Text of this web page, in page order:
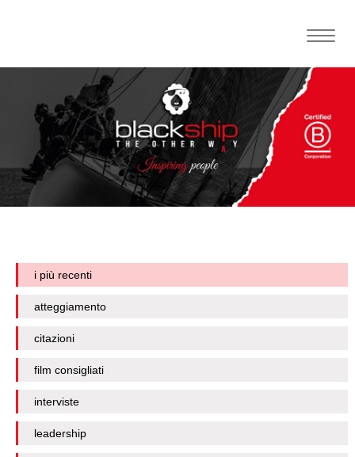
Toggle
i più recenti
atteggiamento
citazioni
film consigliati
interviste
leadership